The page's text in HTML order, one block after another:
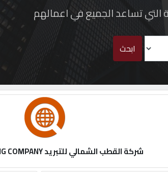
التي تساعد الجميع في اعمالهم
ابحث
شركة القطب الشمالي للتبريد ARCTIC COOLING COMPANY